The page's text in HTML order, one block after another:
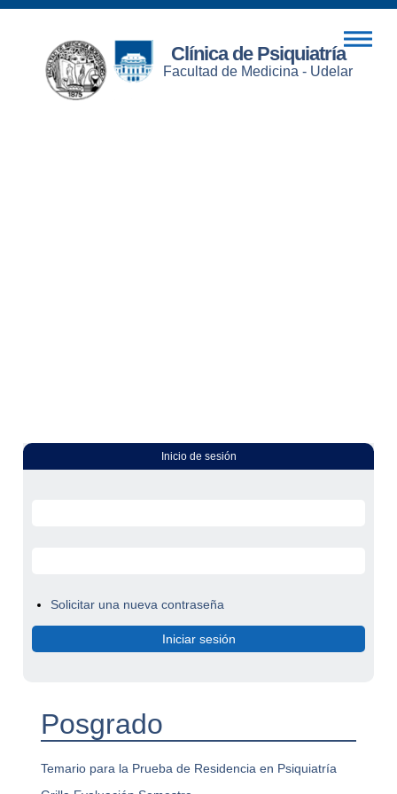
Clínica de Psiquiatría
Facultad de Medicina - Udelar
Inicio de sesión
Solicitar una nueva contraseña
Posgrado
Temario para la Prueba de Residencia en Psiquiatría